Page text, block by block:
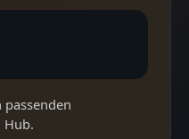
passenden
Hub.